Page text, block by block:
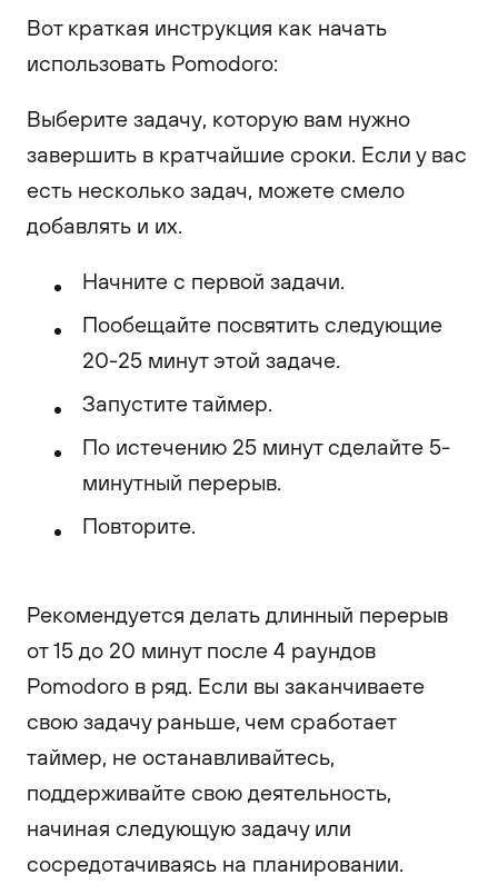
Вот краткая инструкция как начать
использовать Pomodoro:
Выберите задачу, которую вам нужно
завершить в кратчайшие сроки. Если у вас
есть несколько задач, можете смело
добавлять и их.
Начните с первой задачи.
Пообещайте посвятить следующие
20-25 минут этой задаче.
Запустите таймер.
По истечению 25 минут сделайте 5-
минутный перерыв.
Повторите.
Рекомендуется делать длинный перерыв
от 15 до 20 минут после 4 раундов
Pomodoro в ряд. Если вы заканчиваете
свою задачу раньше, чем сработает
таймер, не останавливайтесь,
поддерживайте свою деятельность,
начиная следующую задачу или
сосредотачиваясь на планировании.